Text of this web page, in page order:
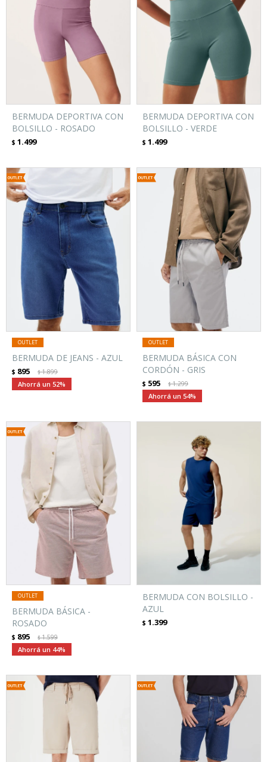
BERMUDA DEPORTIVA CON
BOLSILLO - ROSADO
$ 1.499
BERMUDA DEPORTIVA CON
BOLSILLO - VERDE
$ 1.499
BERMUDA DE JEANS - AZUL
$ 895 $1.899
52
BERMUDA BÁSICA CON
CORDÓN - GRIS
$ 595 $1.299
54
BERMUDA BÁSICA -
ROSADO
$ 895 $1.599
44
BERMUDA CON BOLSILLO -
AZUL
$ 1.399